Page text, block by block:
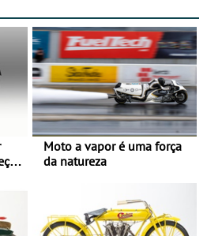
Moto a vapor é uma força
da natureza